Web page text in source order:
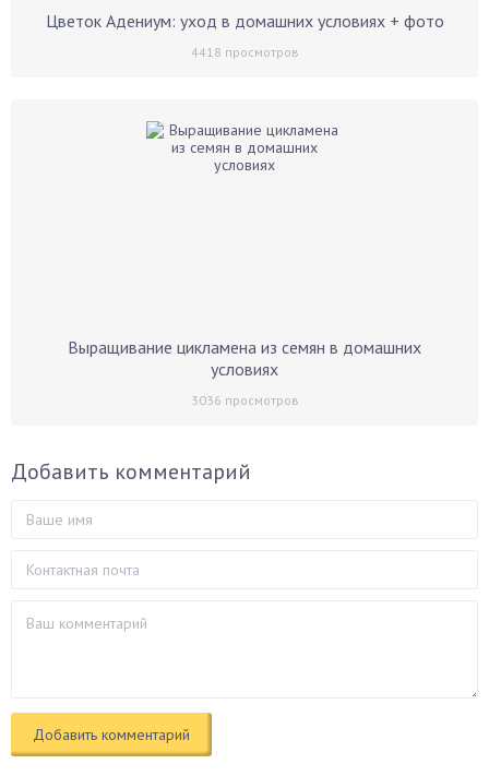
Цветок Адениум: уход в домашних условиях + фото
4418 просмотров
Выращивание цикламена из семян в домашних
условиях
3036 просмотров
Добавить комментарий